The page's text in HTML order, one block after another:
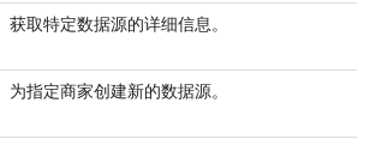
获取特定数据源的详细信息。
为指定商家创建新的数据源。